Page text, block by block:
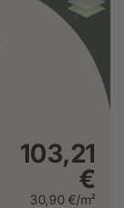
103,21
€
30,90 €/m²